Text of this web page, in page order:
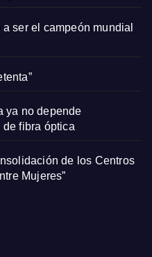
ser el campeón mundial
ya no depende
fibra óptica
de los Centros
Mujeres”